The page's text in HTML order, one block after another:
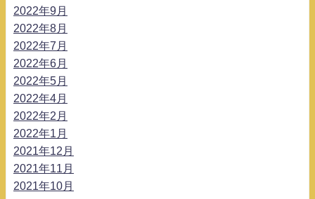
2022年9月
2022年8月
2022年7月
2022年6月
2022年5月
2022年4月
2022年2月
2022年1月
2021年12月
2021年11月
2021年10月